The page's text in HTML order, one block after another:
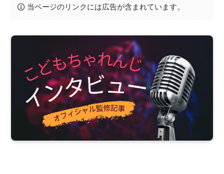
当ページのリンクには広告が含まれています。